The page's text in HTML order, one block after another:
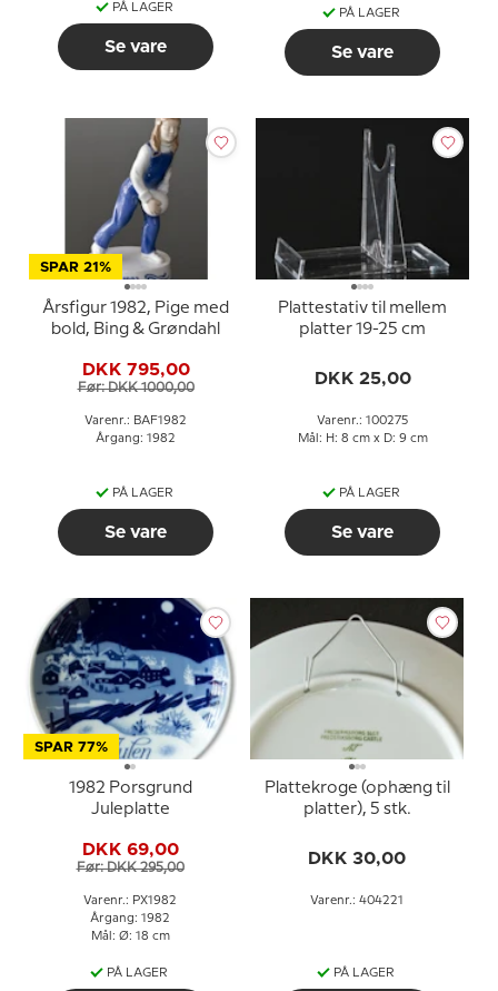
PÅ LAGER
Se vare
PÅ LAGER
Se vare
SPAR 21%
Årsfigur 1982, Pige med
bold, Bing & Grøndahl
DKK 795,00
Før: DKK 1000,00
Varenr.: BAF1982
Årgang: 1982
PÅ LAGER
Se vare
Plattestativ til mellem
platter 19-25 cm
DKK 25,00
Varenr.: 100275
Mål: H: 8 cm x D: 9 cm
PÅ LAGER
Se vare
SPAR 77%
1982 Porsgrund
Juleplatte
DKK 69,00
Før: DKK 295,00
Varenr.: PX1982
Årgang: 1982
Mål: Ø: 18 cm
PÅ LAGER
Plattekroge (ophæng til
platter), 5 stk.
DKK 30,00
Varenr.: 404221
PÅ LAGER